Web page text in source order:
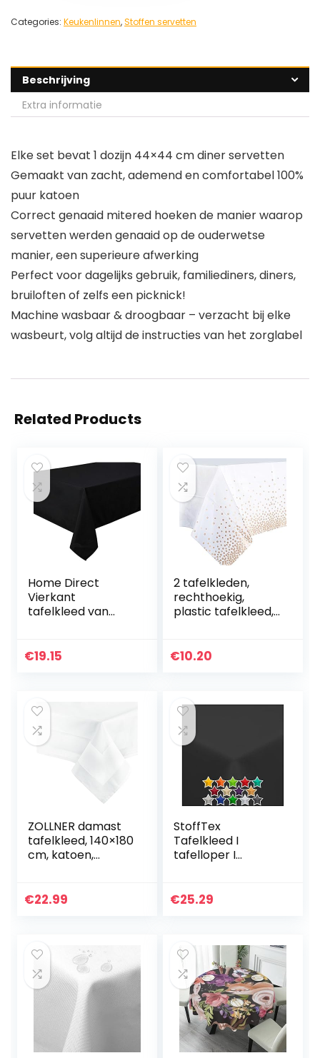
Categories: Keukenlinnen,Stoffen servetten
Beschrijving
Extra informatie
Elke set bevat 1 dozijn 44×44 cm diner servetten
Gemaakt van zacht, ademend en comfortabel 100%
puur katoen
Correct genaaid mitered hoeken de manier waarop
servetten werden genaaid op de ouderwetse
manier, een superieure afwerking
Perfect voor dagelijks gebruik, familiediners, diners,
bruiloften of zelfs een picknick!
Machine wasbaar & droogbaar – verzacht bij elke
wasbeurt, volg altijd de instructies van het zorglabel
Related Products
Home Direct
Vierkant
tafelkleed van
180 cm
€19.15
2 tafelkleden,
rechthoekig,
plastic tafelkleed,
tafelkleden wit
€10.20
ZOLLNER damast
tafelkleed, 140×180
cm, katoen,
€22.99
StoffTex
Tafelkleed I
tafelloper I
krasbestendig I
eetkamer, balkon,
tuin (zwart, 140 x
220 cm ovaal)
€25.29